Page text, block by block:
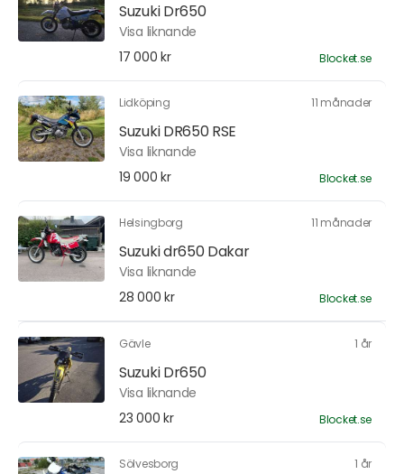
Suzuki Dr650
Visa liknande
17 000 kr
Blocket.se
Lidköping 11 månader
Suzuki DR650 RSE
Visa liknande
19 000 kr
Blocket.se
Helsingborg 11 månader
Suzuki dr650 Dakar
Visa liknande
28 000 kr
Blocket.se
Gävle 1 år
Suzuki Dr650
Visa liknande
23 000 kr
Blocket.se
Sölvesborg 1 år